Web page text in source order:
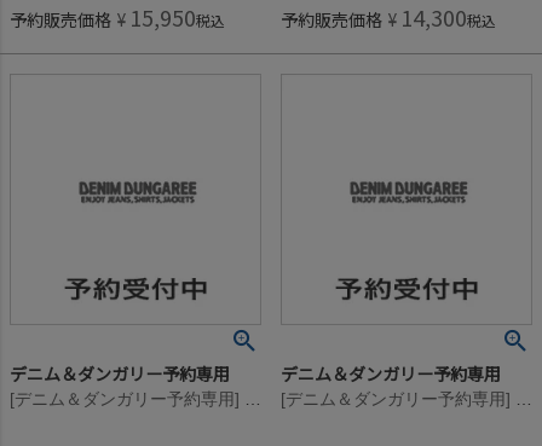
予約販売価格 ¥ 15,950税込 予約販売価格 ¥ 14,300税込
デニム＆ダンガリー予約専用 デニム＆ダンガリー予約専用